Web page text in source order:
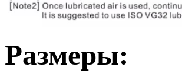
Размеры: